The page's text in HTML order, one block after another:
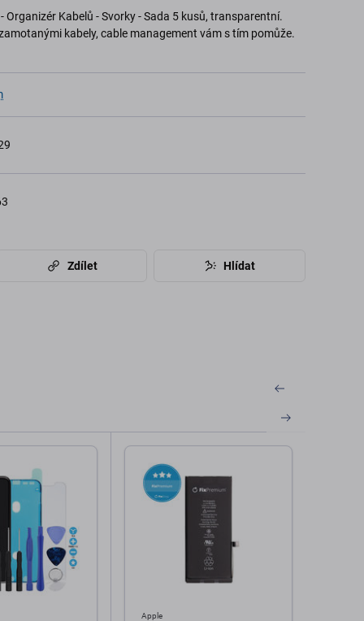
Organizér Kabelů - Svorky - Sada 5 kusů, transparentní.
kabely, cable management vám s tím pomůže.
Zdílet Hlídat
Apple